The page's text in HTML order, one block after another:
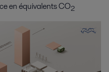
en équivalents CO2